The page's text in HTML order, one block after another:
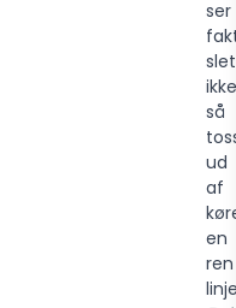
ser
slet
ikke
så
ud
af
en
ren